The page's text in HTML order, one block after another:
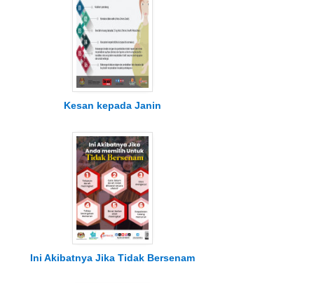
Kesan kepada Janin
Ini Akibatnya Jika Tidak Bersenam